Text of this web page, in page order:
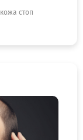
кожа стоп